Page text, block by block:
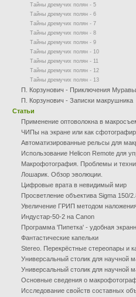
Тайны дремучих полян - 5
Тайны дремучих полян - 6
Тайны дремучих полян - 7
Тайны дремучих полян - 8
Тайны дремучих полян - 9
Тайны дремучих полян - 10
Тайны дремучих полян - 11
Тайны дремучих полян - 12
Тайны дремучих полян - 13
П. Корзунович - Приключения
П. Корзунович - Записки макрушника
Статьи
Применение оптоволокна в
ЧИПы на экране или как
Автоматизированные рельсы для
Использование Helicon Remote для
Макрофотография. Проблемы и
Лошарик. Обзор эволюции.
Цифровые врата в невидимый мир
Просветление объектива Sigma 150/
Увеличение ГРИП методом
Индустар-50-2 на Canon
Программа 'Пипетка' - удобная
Фантастические капельки
Stereo. Перекрёстные стереопары и
Универсальный столик для научной
Универсальный столик для научной
Основные сведения о
Исследование свойств составных